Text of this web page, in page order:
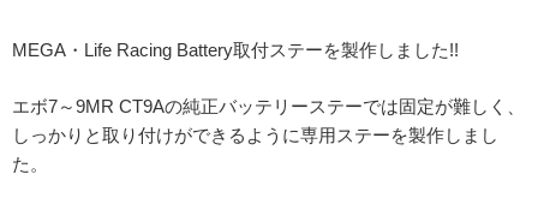
MEGA・Life Racing Battery取付ステーを製作しました!!
エボ7～9MR CT9Aの純正バッテリーステーでは固定が難しく、
しっかりと取り付けができるように専用ステーを製作しまし
た。